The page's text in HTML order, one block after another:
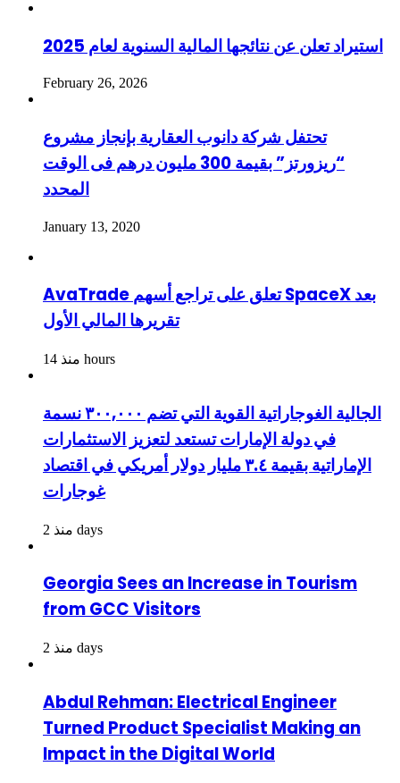
استيراد تعلن عن نتائجها المالية السنوية لعام 2025
February 26, 2026
تحتفل شركة دانوب العقارية بإنجاز مشروع
“ريزورتز” بقيمة 300 مليون درهم فى الوقت
المحدد
January 13, 2020
AvaTrade تعلق على تراجع أسهم SpaceX بعد
تقريرها المالي الأول
منذ 14 hours
الجالية الغوجاراتية القوية التي تضم ٣٠٠,٠٠٠ نسمة
في دولة الإمارات تستعد لتعزيز الاستثمارات
الإماراتية بقيمة ٣.٤ مليار دولار أمريكي في اقتصاد
غوجارات
منذ 2 days
Georgia Sees an Increase in Tourism
from GCC Visitors
منذ 2 days
Abdul Rehman: Electrical Engineer
Turned Product Specialist Making an
Impact in the Digital World